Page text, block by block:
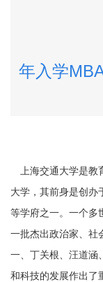
年入学
上海交通大学是
大学，其前身是创办
等学府之一。一个多
一批杰出政治家、社
一、丁关根、汪道涵
和科技的发展作出了